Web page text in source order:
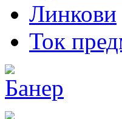
Линкови
Ток